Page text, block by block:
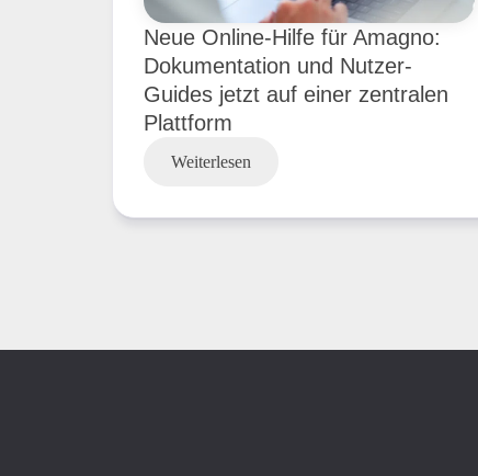
Neue Online-Hilfe für Amagno:
Dokumentation und Nutzer-
Guides jetzt auf einer zentralen
Plattform
Weiterlesen